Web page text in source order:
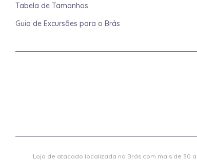
Tabela de Tamanhos
Guia de Excursões para o Brás
Loja de atacado localizada no Brás com mais de 30